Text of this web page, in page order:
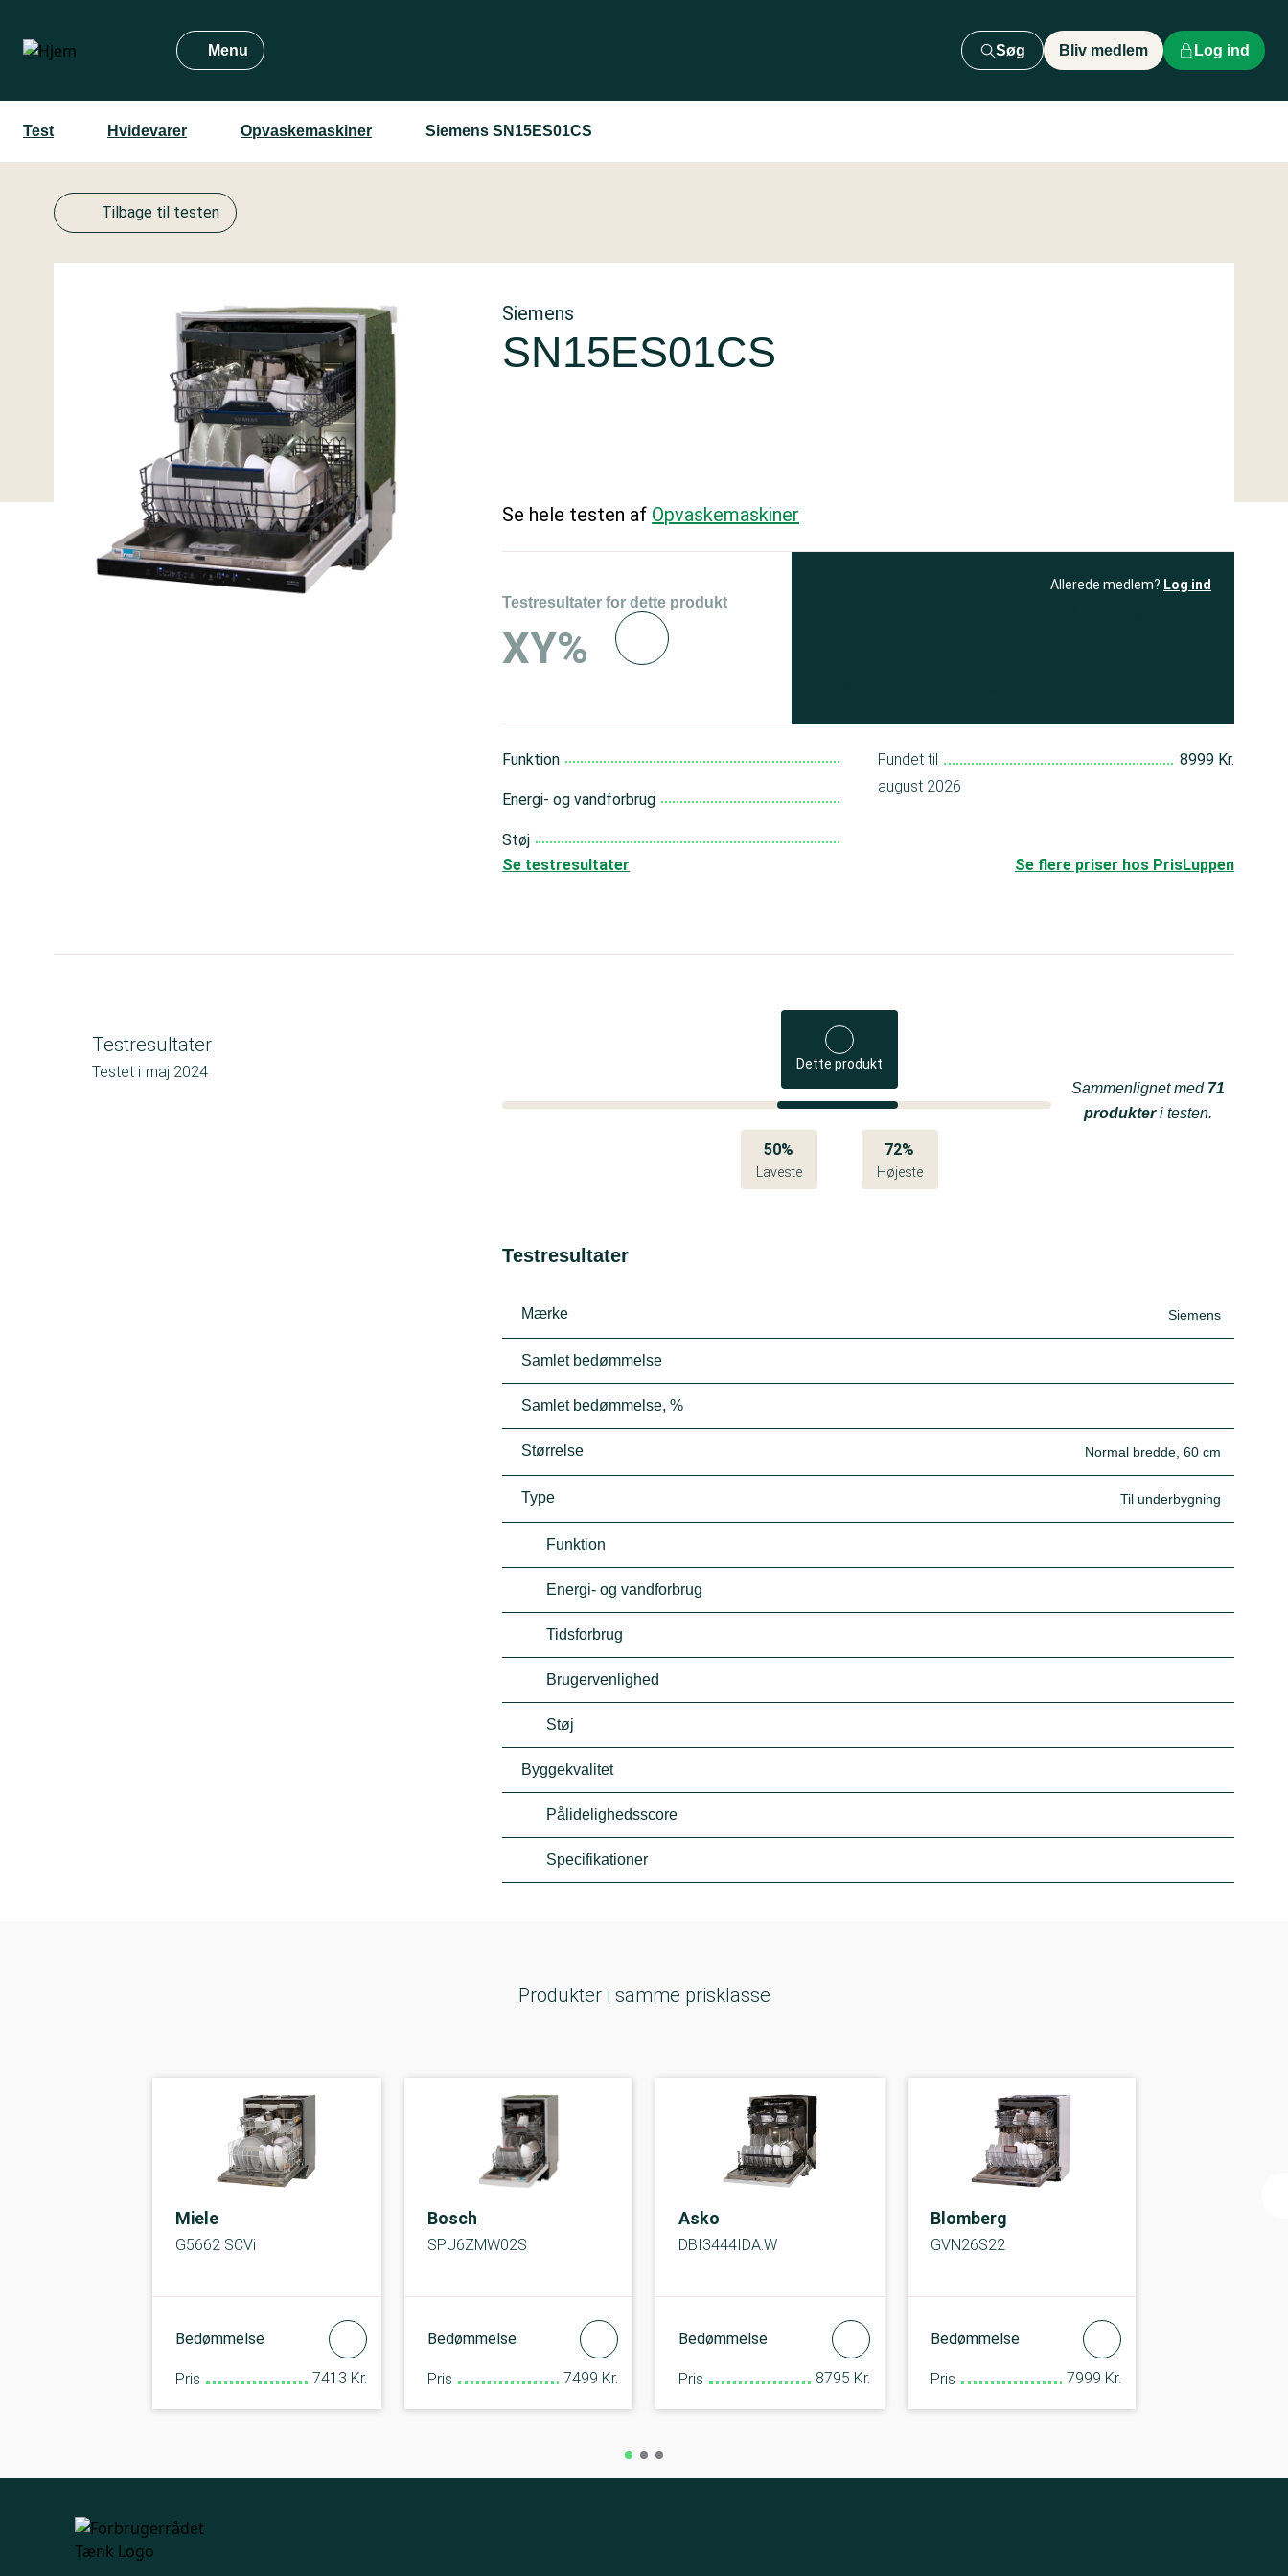
hovedindhold
Menu Søg Bliv medlem Log ind
Test Hvidevarer Opvaskemaskiner Siemens SN15ES01CS
Tilbage til testen
Siemens
SN15ES01CS
Se hele testen af Opvaskemaskiner
Testresultater for dette produkt
XY%
Allerede medlem? Log ind
Funktion
Energi- og vandforbrug
Støj
Fundet til
8999 Kr.
august 2026
Se flere priser hos PrisLuppen
Se testresultater
Testresultater
Testet i maj 2024 Dette produkt
50%
Laveste
72%
Højeste
Sammenlignet med 71
produkteri testen.
Testresultater
Mærke Siemens
Samlet bedømmelse
Samlet bedømmelse, %
Størrelse Normal bredde, 60 cm
Type Til underbygning
Funktion
Energi- og vandforbrug
Tidsforbrug
Brugervenlighed
Støj
Byggekvalitet
Pålidelighedsscore
Specifikationer
Produkter i samme prisklasse
Miele
G5662 SCVi
Bedømmelse
Pris 7413 Kr.
Bosch
SPU6ZMW02S
Bedømmelse
Pris 7499 Kr.
Asko
DBI3444IDA.W
Bedømmelse
Pris 8795 Kr.
Blomberg
GVN26S22
Bedømmelse
Pris 7999 Kr.